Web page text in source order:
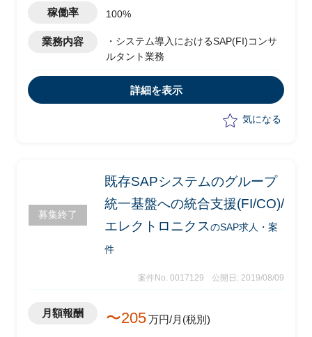
稼働率 100%
業務内容
・システム導入におけるSAP(FI)コンサ
ルタント業務
詳細を表示
気になる
募集終了
既存SAPシステムのグループ
統一基盤への統合支援(FI/CO)/
エレクトロニクスのSAP求人・案
件
案件No. 0017129 公開日: 2019/08/09
月額報酬 〜205万円/月(税別)